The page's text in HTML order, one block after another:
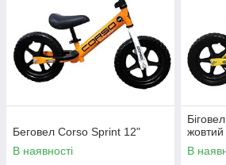
Беговел Corso Sprint 12"
В наявності
жовтий
В